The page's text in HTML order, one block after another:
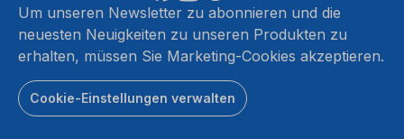
Um unseren Newsletter zu abonnieren und die
neuesten Neuigkeiten zu unseren Produkten zu
erhalten, müssen Sie Marketing-Cookies akzeptieren.
Cookie-Einstellungen verwalten